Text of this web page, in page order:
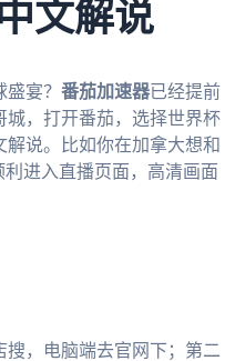
文解说
宴？ 番茄加速器已经提前
，打开番茄，选择世界杯
说。比如你在加拿大想和
进入直播页面，高清画面
，电脑端去官网下；第二